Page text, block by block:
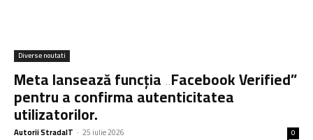
Diverse noutati
Meta lansează funcția „Facebook Verified”
pentru a confirma autenticitatea
utilizatorilor.
Autorii StradaIT - 25 iulie 2026 0